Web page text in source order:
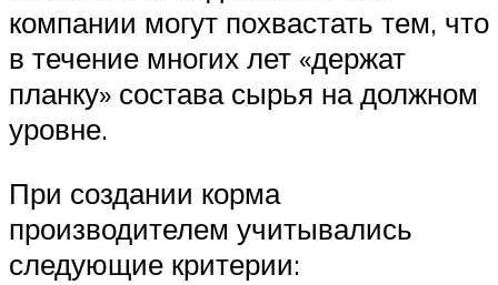
компании могут похвастать тем, что
в течение многих лет «держат
планку» состава сырья на должном
уровне.
При создании корма
производителем учитывались
следующие критерии: